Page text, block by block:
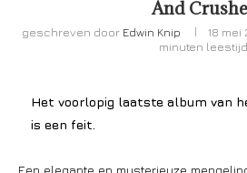
And
geschreven door Edwin Knip 18 mei
minuten leestijd
Het voorlopig laatste album van
is een feit.
Een elegante en mysterieuze